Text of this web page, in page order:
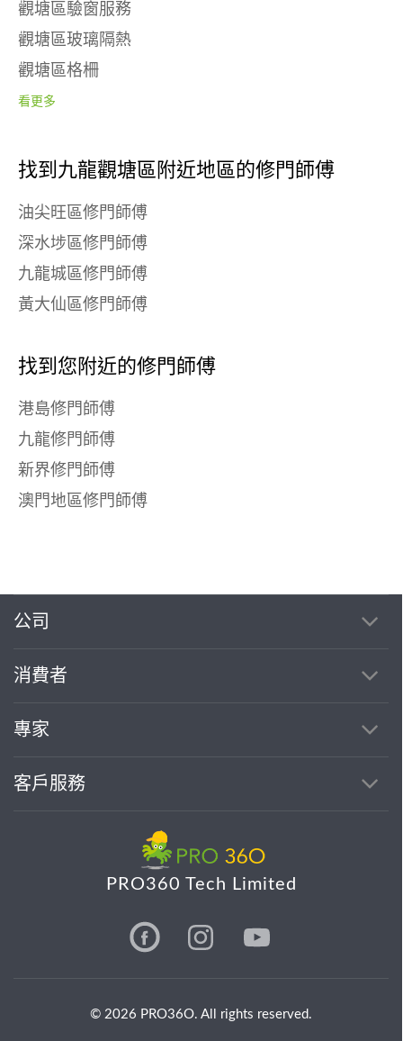
觀塘區驗窗服務
觀塘區玻璃隔熱
觀塘區格柵
看更多
找到九龍觀塘區附近地區的修門師傅
油尖旺區修門師傅
深水埗區修門師傅
九龍城區修門師傅
黃大仙區修門師傅
找到您附近的修門師傅
港島修門師傅
九龍修門師傅
新界修門師傅
澳門地區修門師傅
公司
消費者
專家
客戶服務
PRO360 Tech Limited
© 2026 PRO36O. All rights reserved.